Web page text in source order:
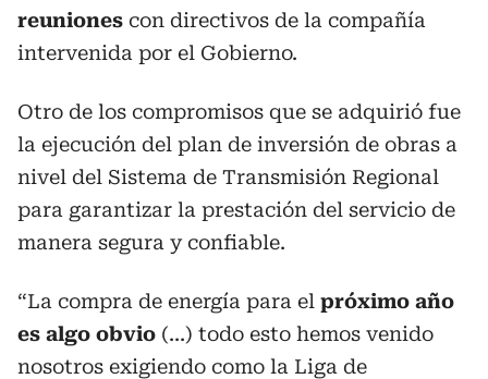
reuniones con directivos de la compañía
intervenida por el Gobierno.
Otro de los compromisos que se adquirió fue
la ejecución del plan de inversión de obras a
nivel del Sistema de Transmisión Regional
para garantizar la prestación del servicio de
manera segura y confiable.
“La compra de energía para el próximo año
es algo obvio (...) todo esto hemos venido
nosotros exigiendo como la Liga de